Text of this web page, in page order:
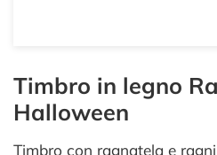
Timbro in legno
Halloween
Timbro con ragnatela e